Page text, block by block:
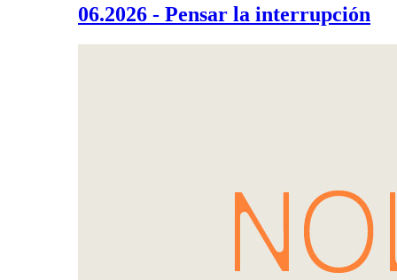
06.2026 - Pensar la interrupción